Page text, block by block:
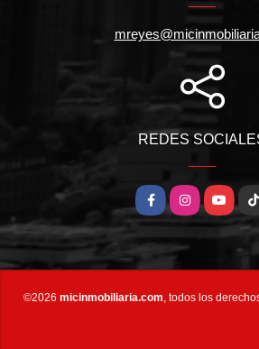
REDES
FacebookInstagramYouTube
©2026 micinmobiliaria.com, todos los